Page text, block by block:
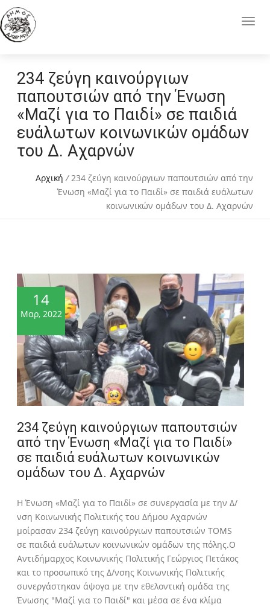
234 ζεύγη καινούργιων
παπουτσιών από την Ένωση
«Μαζί για το Παιδί» σε παιδιά
ευάλωτων κοινωνικών ομάδων
του Δ. Αχαρνών
Αρχική /234 ζεύγη καινούργιων παπουτσιών από την
Ένωση «Μαζί για το Παιδί» σε παιδιά ευάλωτων
κοινωνικών ομάδων του Δ. Αχαρνών
14
Μαρ, 2022
234 ζεύγη καινούργιων παπουτσιών
από την Ένωση «Μαζί για το Παιδί»
σε παιδιά ευάλωτων κοινωνικών
ομάδων του Δ. Αχαρνών
H Ένωση «Μαζί για το Παιδί» σε συνεργασία με την Δ/
νση Κοινωνικής Πολιτικής του Δήμου Αχαρνών
μοίρασαν 234 ζεύγη καινούργιων παπουτσιών TOMS
σε παιδιά ευάλωτων κοινωνικών ομάδων της πόλης.Ο
Αντιδήμαρχος Κοινωνικής Πολιτικής Γεώργιος Πετάκος
και το προσωπικό της Δ/νσης Κοινωνικής Πολιτικής
συνεργάστηκαν άψογα με την εθελοντική ομάδα της
Ένωσης "Μαζί για το Παιδί" και μέσα σε ένα κλίμα